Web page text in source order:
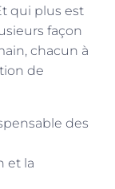
qui plus est
façon
chacun à
de
des
et la